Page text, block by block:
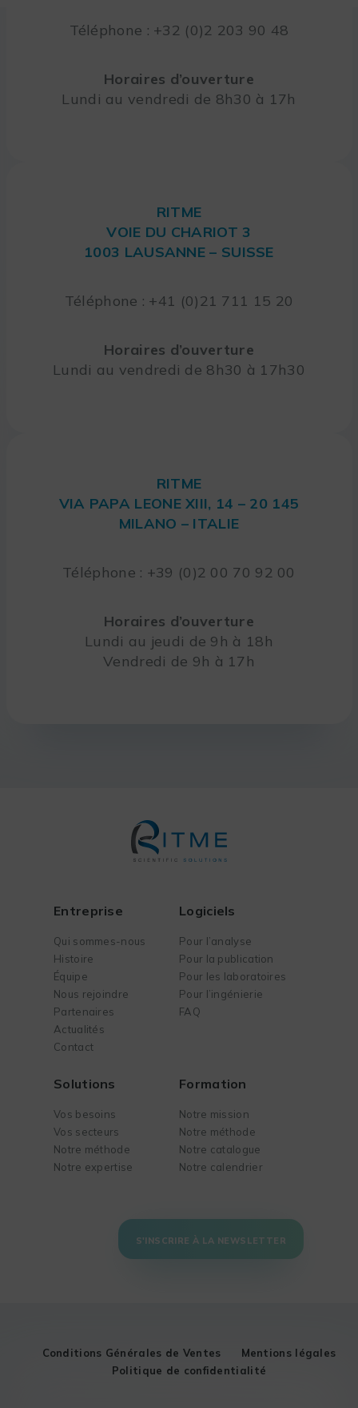
Téléphone : +32 (0)2 203 90 48
Horaires d’ouverture
Lundi au vendredi de 8h30 à 17h
RITME
VOIE DU CHARIOT 3
1003 LAUSANNE – SUISSE
Téléphone : +41 (0)21 711 15 20
Horaires d’ouverture
Lundi au vendredi de 8h30 à 17h30
RITME
VIA PAPA LEONE XIII, 14 – 20 145
MILANO – ITALIE
Téléphone : +39 (0)2 00 70 92 00
Horaires d’ouverture
Lundi au jeudi de 9h à 18h
Vendredi de 9h à 17h
Entreprise
Qui sommes-nous
Histoire
Équipe
Nous rejoindre
Partenaires
Actualités
Contact
Logiciels
Pour l’analyse
Pour la publication
Pour les laboratoires
Pour l’ingénierie
FAQ
Solutions
Vos besoins
Vos secteurs
Notre méthode
Notre expertise
Formation
Notre mission
Notre méthode
Notre catalogue
Notre calendrier
S'INSCRIRE À LA NEWSLETTER
Conditions Générales de Ventes
Mentions légales
Politique de confidentialité